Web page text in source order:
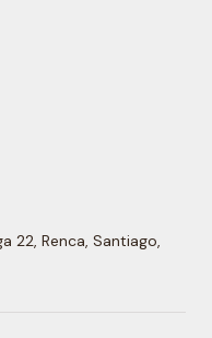
22, Renca, Santiago,